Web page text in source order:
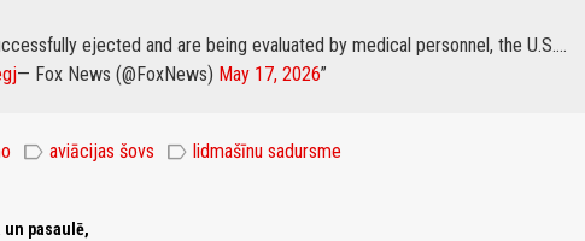
ejected and are being evaluated by medical personnel, the U.S.…
— Fox News (@FoxNews) May 17, 2026
label aviācijas šovs label lidmašīnu sadursme
pasaulē,